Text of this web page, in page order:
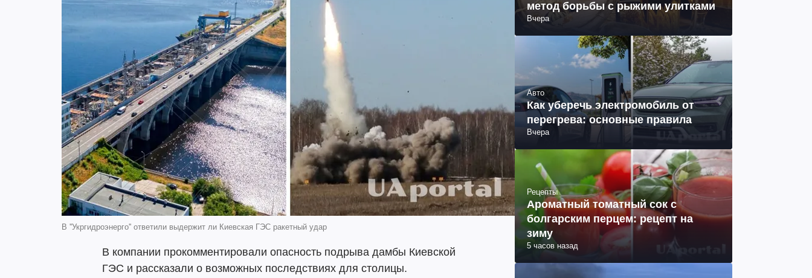
В ''Укргидроэнерго'' ответили выдержит ли Киевская ГЭС ракетный удар
В компании прокомментировали опасность подрыва дамбы Киевской
ГЭС и рассказали о возможных последствиях для столицы.
метод борьбы с рыжими улитками
Вчера
Авто
Как уберечь электромобиль от
перегрева: основные правила
Вчера
Рецепты
Ароматный томатный сок с
болгарским перцем: рецепт на
зиму
5 часов назад